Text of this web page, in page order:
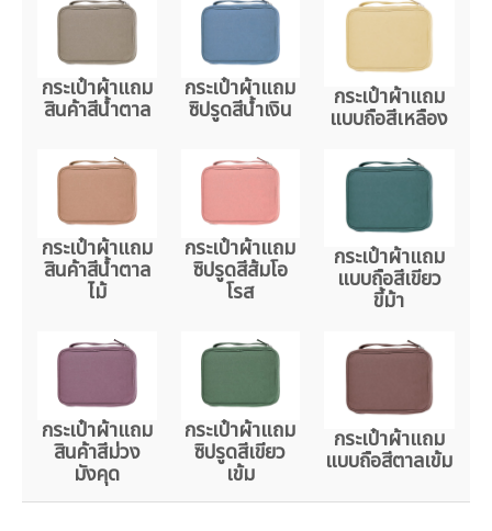
กระเป๋าผ้าแถม
สินค้าสีน้ำตาล
กระเป๋าผ้าแถม
ซิปรูดสีน้ำเงิน กระเป๋าผ้าแถม
แบบถือสีเหลือง
กระเป๋าผ้าแถม
สินค้าสีน้ำตาล
ไม้
กระเป๋าผ้าแถม
ซิปรูดสีส้มโอ
โรส
กระเป๋าผ้าแถม
แบบถือสีเขียว
ขี้ม้า
กระเป๋าผ้าแถม
สินค้าสีม่วง
มังคุด
กระเป๋าผ้าแถม
ซิปรูดสีเขียว
เข้ม
กระเป๋าผ้าแถม
แบบถือสีตาลเข้ม